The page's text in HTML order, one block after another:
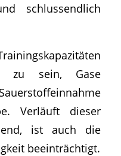
schlussendlich
zu sein, Gase
Verläuft dieser
ist auch die
beeinträchtigt.